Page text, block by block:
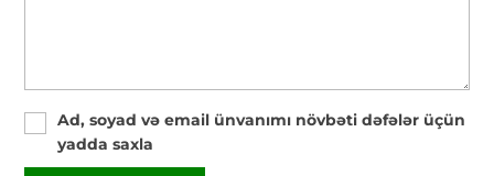
Ad, soyad və email ünvanımı növbəti dəfələr üçün
yadda saxla